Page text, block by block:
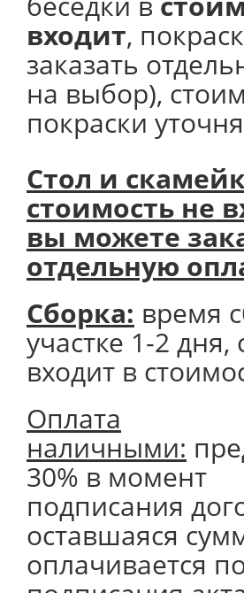
входит,
заказать
на выбор),
покраски
Стол и
стоимость не
вы можете
отдельную
Сборка: время
участке 1-2 дня,
входит в
Оплата
наличными:
30% в момент
подписания
оставшаяся
оплачивается